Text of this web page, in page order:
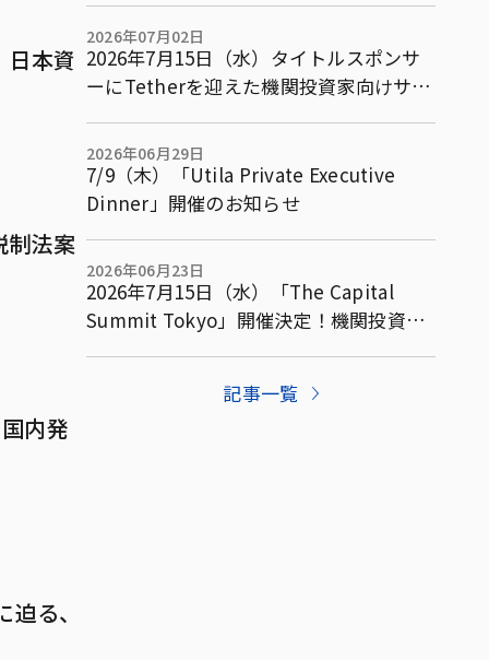
本資
制法案
内発
る、
ビトラージ取引等に関する共同実証実験
の基本合意書を締結
2026年07月02日
2026年7月15日（水）タイトルスポンサ
ーにTetherを迎えた機関投資家向けサミ
ネルテーマ・スポンサーを発表
2026年06月29日
7/9（木）「Utila Private Executive
Dinner」開催のお知らせ
2026年06月23日
2026年7月15日（水）「The Capital
Summit Tokyo」開催決定！機関投資家
記事一覧